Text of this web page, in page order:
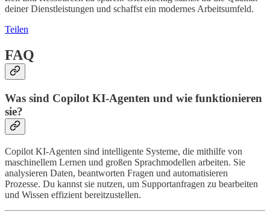
deiner Dienstleistungen und schaffst ein modernes Arbeitsumfeld.
Teilen
FAQ
Was sind Copilot KI-Agenten und wie funktionieren
sie?
Copilot KI-Agenten sind intelligente Systeme, die mithilfe von
maschinellem Lernen und großen Sprachmodellen arbeiten. Sie
analysieren Daten, beantworten Fragen und automatisieren
Prozesse. Du kannst sie nutzen, um Supportanfragen zu bearbeiten
und Wissen effizient bereitzustellen.